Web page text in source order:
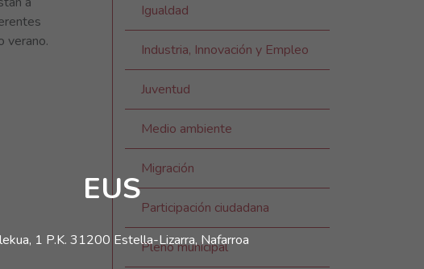
EUS
1 P.K. 31200 Estella-Lizarra, Nafarroa
verano.
Igualdad
Industria, Innovación y Empleo
Juventud
Medio ambiente
Migración
Participación ciudadana
Pleno municipal